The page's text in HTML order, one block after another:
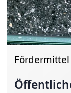
Fördermittel